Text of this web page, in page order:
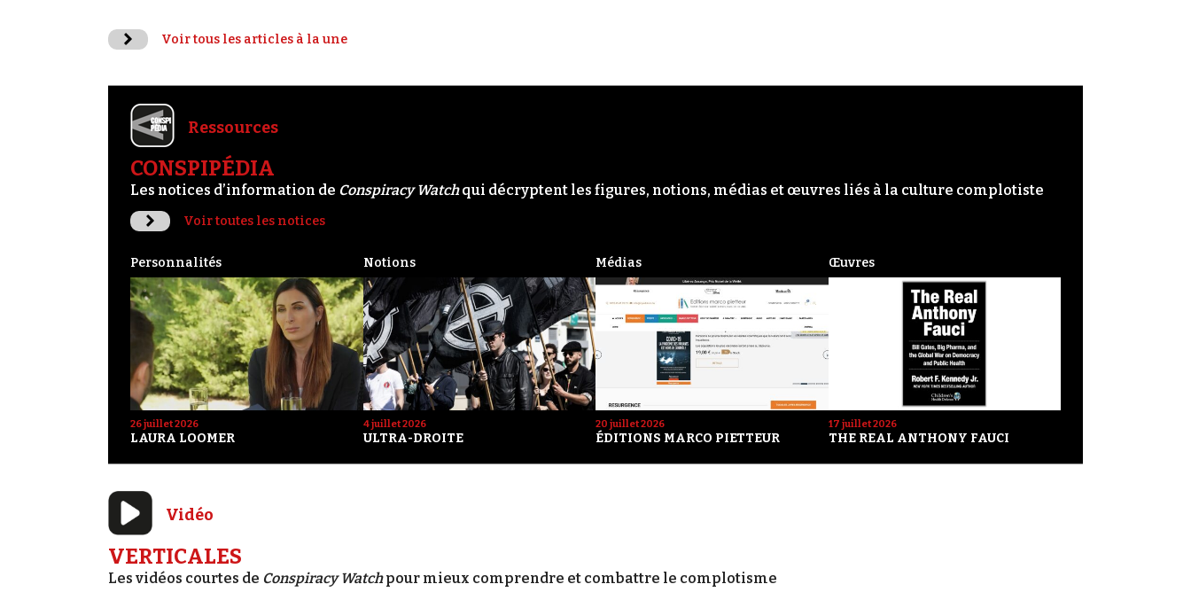
Voir tous les articles à la une
Ressources
CONSPIPÉDIA
Les notices d’information de Conspiracy Watchqui décryptent les figures, notions, médias et œuvres liés à la culture complotiste
Voir toutes les notices
Personnalités
26 juillet 2026
LAURA LOOMER
Notions
4 juillet 2026
ULTRA-DROITE
Médias
20 juillet 2026
ÉDITIONS MARCO PIETTEUR
Œuvres
17 juillet 2026
THE REAL ANTHONY FAUCI
Vidéo
VERTICALES
Les vidéos courtes de Conspiracy Watchpour mieux comprendre et combattre le complotisme